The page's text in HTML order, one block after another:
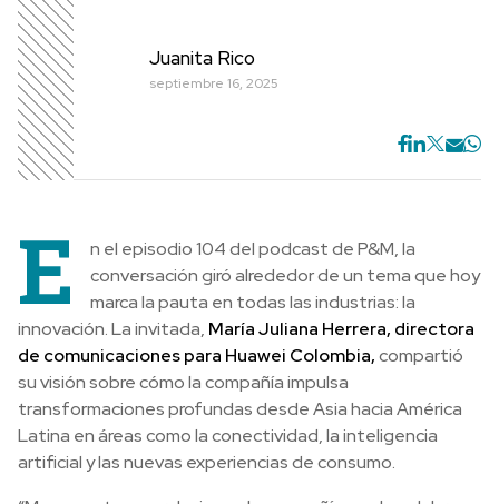
Juanita Rico
septiembre 16, 2025
E
n el episodio 104 del podcast de P&M, la
conversación giró alrededor de un tema que hoy
marca la pauta en todas las industrias: la
innovación. La invitada, María Juliana Herrera, directora
de comunicaciones para Huawei Colombia,compartió
su visión sobre cómo la compañía impulsa
transformaciones profundas desde Asia hacia América
Latina en áreas como la conectividad, la inteligencia
artificial y las nuevas experiencias de consumo.